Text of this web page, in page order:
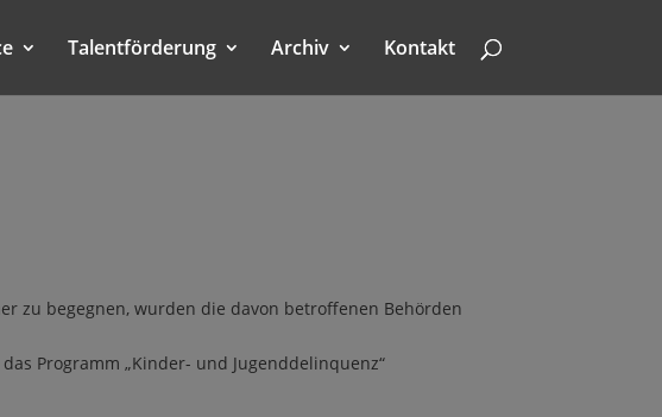
Talentförderung Archiv Kontakt
zu begegnen, wurden die davon betroffenen Behörden
Programm „Kinder- und Jugenddelinquenz“